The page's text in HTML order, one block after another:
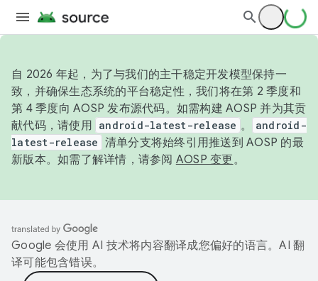
自 2026 年起，为了与我们的主干稳定开发模型保持一
致，并确保生态系统的平台稳定性，我们将在第 2 季度和
第 4 季度向 AOSP 发布源代码。如需构建 AOSP 并为其贡
献代码，请使用 android-latest-release 。
android-
latest-release 清单分支将始终引用推送到 AOSP 的最
新版本。如需了解详情，请参阅 AOSP 变更。
Google 会使用 AI 技术将内容翻译成您偏好的语言。AI 翻
译可能包含错误。